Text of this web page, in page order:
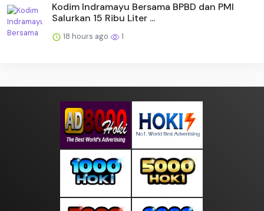
Kodim Indramayu Bersama BPBD dan PMI
Salurkan 15 Ribu Liter ...
18 hours ago 1